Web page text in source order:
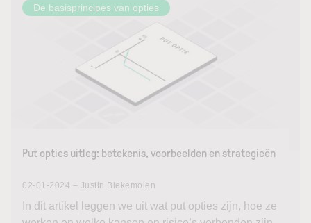
De basisprincipes van opties
Put opties uitleg: betekenis, voorbeelden en strategieën
02-01-2024 – Justin Blekemolen
In dit artikel leggen we uit wat put opties zijn, hoe ze